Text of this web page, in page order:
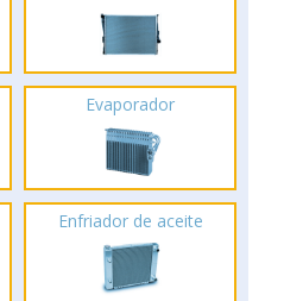
Evaporador
Enfriador de aceite